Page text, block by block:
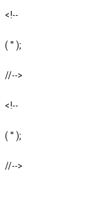
<!--
( '' );
//-->
<!--
( '' );
//-->